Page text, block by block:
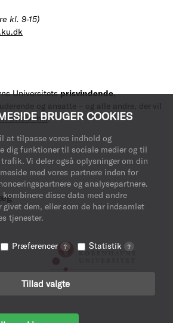
BRUGER COOKIES
at tilpasse vores indhold og
dig funktioner til sociale medier og til
Vi deler også oplysninger om din
med vores partnere inden for
og analysepartnere.
kombinere disse data med andre
givet dem, eller som de har indsamlet
tjenester.
Præferencer ? Statistik ?
Tillad valgte
kl. 9-15)
Universitetsprisvindende,
og ansatte – og alle andre, der vil
avisen her.